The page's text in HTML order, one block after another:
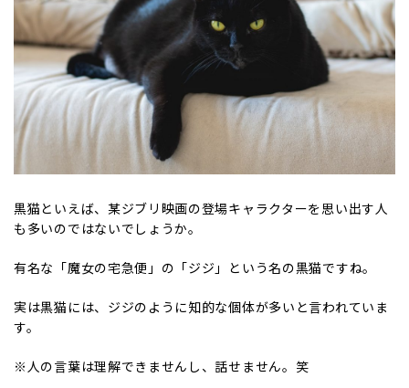
黒猫といえば、某ジブリ映画の登場キャラクターを思い出す人
も多いのではないでしょうか。
有名な「魔女の宅急便」の「ジジ」という名の黒猫ですね。
実は黒猫には、ジジのように知的な個体が多いと言われていま
す。
※人の言葉は理解できませんし、話せません。笑